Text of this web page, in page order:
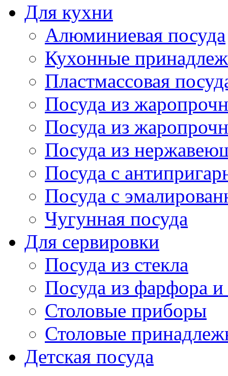
Для кухни
Алюминиевая посуда
Кухонные
Пластмассовая
Посуда из
Посуда из
Посуда из
Посуда с
Посуда с
Чугунная посуда
Для сервировки
Посуда из стекла
Посуда из фарфора
Столовые приборы
Столовые
Детская посуда